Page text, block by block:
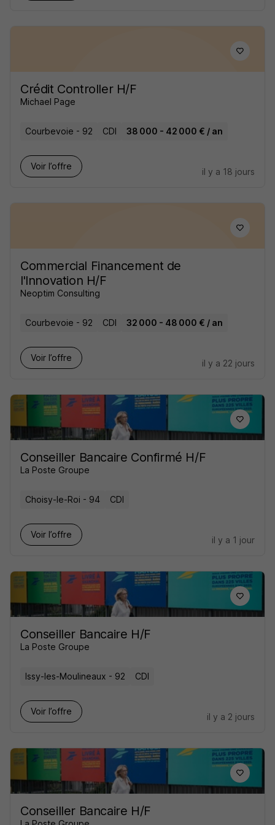
Crédit Controller H/F
Michael Page
Courbevoie - 92 CDI 38 000 - 42 000 € / an
Voir l’offre
il y a 18 jours
Commercial Financement de
l'Innovation H/F
Neoptim Consulting
Courbevoie - 92 CDI 32 000 - 48 000 € / an
Voir l’offre
il y a 22 jours
Conseiller Bancaire Confirmé H/F
La Poste Groupe
Choisy-le-Roi - 94 CDI
Voir l’offre
il y a 1 jour
Conseiller Bancaire H/F
La Poste Groupe
Issy-les-Moulineaux - 92 CDI
Voir l’offre
il y a 2 jours
Conseiller Bancaire H/F